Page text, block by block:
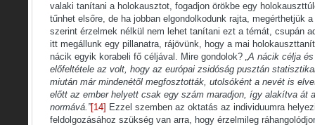
valaki tanítani a holokausztot, fogadjon örökbe egy
tűnhet elsőre, de ha jobban elgondolkodunk rajta, megérthetjük
szerint érzelmek nélkül nem lehet tanítani ezt a témát, csupán
itt megállunk egy pillanatra, rájövünk, hogy a mai
nácik egyik korabeli fő céljával. Mire gondolok? „A nácik célja
előfeltétele az volt, hogy az európai zsidóság pusztán
miután már mindenétől megfosztották, utolsóként a nevét is
előtt az ember helyett csak egy szám maradjon, így alakítva át
normává.”[14] Ezzel szemben az oktatás az individuumra
feldolgozásához szükség van arra, hogy érzelmileg